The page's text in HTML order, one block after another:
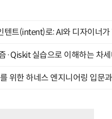
텐트(intent)로: AI와 디자이너
·Qiskit 실습으로 이해하는 차
위한 하네스 엔지니어링 입문